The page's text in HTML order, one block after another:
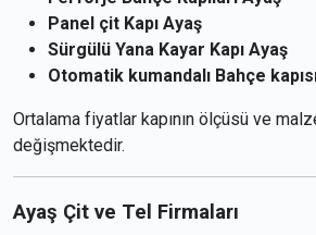
Panel çit Kapı Ayaş
Sürgülü Yana Kayar Kapı Ayaş
Otomatik kumandalı Bahçe
Ortalama fiyatlar kapının ölçüsü ve
değişmektedir.
Ayaş Çit ve Tel Firmaları